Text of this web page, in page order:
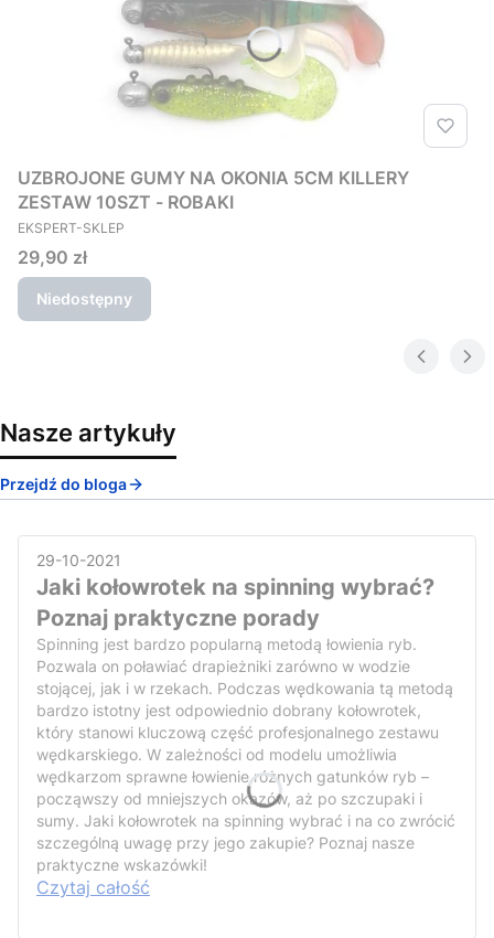
UZBROJONE GUMY NA OKONIA 5CM KILLERY
ZESTAW 10SZT - ROBAKI
PRODUCENT
EKSPERT-SKLEP
Cena
29,90 zł
Niedostępny
Nasze artykuły
Przejdź do bloga
29-10-2021
Jaki kołowrotek na spinning wybrać?
Poznaj praktyczne porady
Spinning jest bardzo popularną metodą łowienia ryb.
Pozwala on poławiać drapieżniki zarówno w wodzie
stojącej, jak i w rzekach. Podczas wędkowania tą metodą
bardzo istotny jest odpowiednio dobrany kołowrotek,
który stanowi kluczową część profesjonalnego zestawu
wędkarskiego. W zależności od modelu umożliwia
wędkarzom sprawne łowienie różnych gatunków ryb –
począwszy od mniejszych okazów, aż po szczupaki i
sumy. Jaki kołowrotek na spinning wybrać i na co zwrócić
szczególną uwagę przy jego zakupie? Poznaj nasze
praktyczne wskazówki!
Czytaj całość